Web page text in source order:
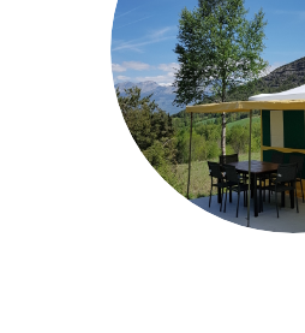
LOISIRS
ÉVÉNEMENTS &
GROUPES
CONTACT